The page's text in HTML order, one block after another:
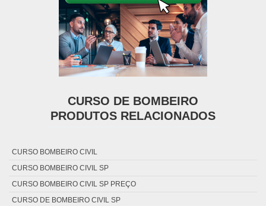
CURSO DE BOMBEIRO
PRODUTOS RELACIONADOS
CURSO BOMBEIRO CIVIL
CURSO BOMBEIRO CIVIL SP
CURSO BOMBEIRO CIVIL SP PREÇO
CURSO DE BOMBEIRO CIVIL SP